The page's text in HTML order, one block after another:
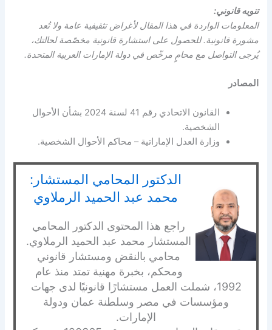
تنويه قانوني:
المعلومات الواردة في هذا المقال لأغراض تثقيفية عامة ولا تُعد
مشورة قانونية. للحصول على استشارة قانونية مخصّصة لحالتك،
يُرجى التواصل مع محامٍ مرخّص في دولة الإمارات العربية المتحدة.
المصادر
القانون الاتحادي رقم 41 لسنة 2024 بشأن الأحوال
الشخصية.
وزارة العدل الإماراتية – محاكم الأحوال الشخصية.
الدكتور المحامي المستشار:
محمد عبد الحميد الرملاوي
راجع هذا المحتوى الدكتور المحامي
المستشار محمد عبد الحميد الرملاوي.
محامي بالنقض ومستشار قانوني
ومحكم، بخبرة مهنية تمتد منذ عام
1992، شملت العمل مستشارًا قانونيًا لدى جهات
ومؤسسات في مصر وسلطنة عمان ودولة
الإمارات.